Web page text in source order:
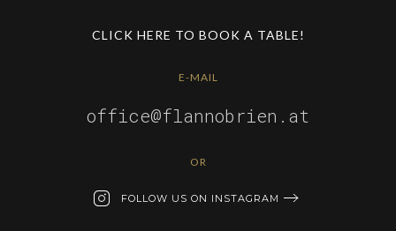
CLICK HERE TO BOOK A TABLE!
E-MAIL
office@flannobrien.at
OR
FOLLOW US ON INSTAGRAM